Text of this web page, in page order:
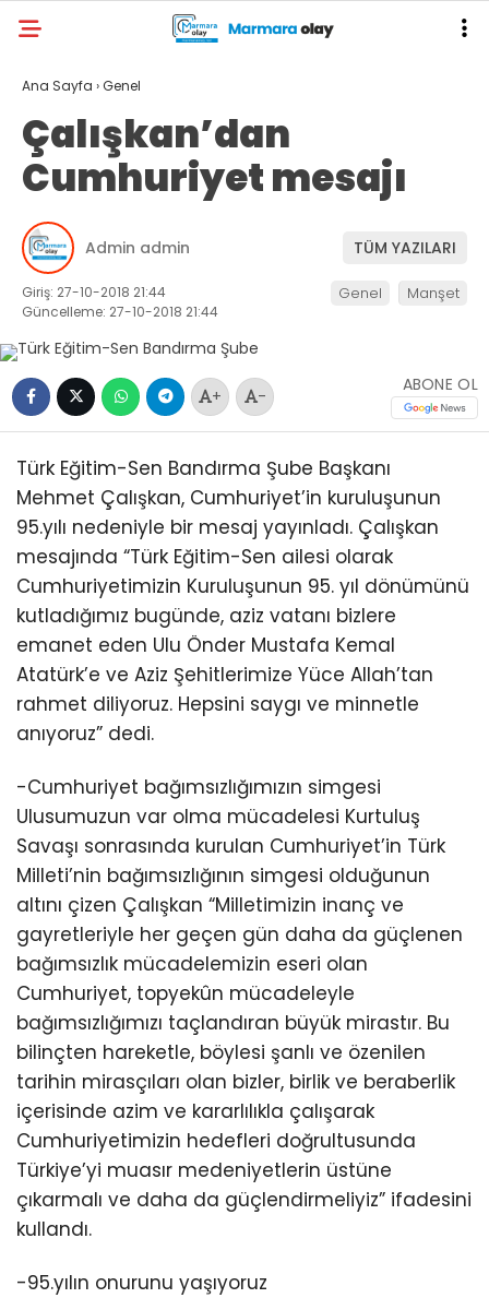
Ana Sayfa ›Genel
Çalışkan’dan
Cumhuriyet mesajı
Admin admin TÜM YAZILARI
Giriş: 27-10-2018 21:44
Güncelleme: 27-10-2018 21:44
Genel Manşet
+ -
ABONE OL
Türk Eğitim-Sen Bandırma Şube Başkanı
Mehmet Çalışkan, Cumhuriyet’in kuruluşunun
95.yılı nedeniyle bir mesaj yayınladı. Çalışkan
mesajında “Türk Eğitim-Sen ailesi olarak
Cumhuriyetimizin Kuruluşunun 95. yıl dönümünü
kutladığımız bugünde, aziz vatanı bizlere
emanet eden Ulu Önder Mustafa Kemal
Atatürk’e ve Aziz Şehitlerimize Yüce Allah’tan
rahmet diliyoruz. Hepsini saygı ve minnetle
anıyoruz” dedi.
-Cumhuriyet bağımsızlığımızın simgesi
Ulusumuzun var olma mücadelesi Kurtuluş
Savaşı sonrasında kurulan Cumhuriyet’in Türk
Milleti’nin bağımsızlığının simgesi olduğunun
altını çizen Çalışkan “Milletimizin inanç ve
gayretleriyle her geçen gün daha da güçlenen
bağımsızlık mücadelemizin eseri olan
Cumhuriyet, topyekûn mücadeleyle
bağımsızlığımızı taçlandıran büyük mirastır. Bu
bilinçten hareketle, böylesi şanlı ve özenilen
tarihin mirasçıları olan bizler, birlik ve beraberlik
içerisinde azim ve kararlılıkla çalışarak
Cumhuriyetimizin hedefleri doğrultusunda
Türkiye’yi muasır medeniyetlerin üstüne
çıkarmalı ve daha da güçlendirmeliyiz” ifadesini
kullandı.
-95.yılın onurunu yaşıyoruz